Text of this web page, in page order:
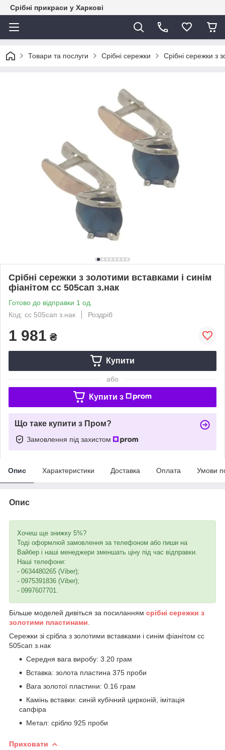
Срібні прикраси у Харкові
Товари та послуги Срібні сережки Срібні сережки з
Срібні сережки з золотими вставками і синім
фіанітом сс 505сап з.нак
Готово до відправки 1 од.
Код: сс 505сап з.нак
Роздріб
1 981 ₴
Купити
або
Купити з
Що таке купити з Пром?
Замовлення під захистом
Опис Характеристики Доставка Оплата Умови
Опис
Хочеш ще знижку 5%?
Тоді оформлюй замовлення за телефоном або пиши на
Вайбер і наші менеджери зменшать ціну під час відправки.
Наші телефони:
- 0634480265 (Viber);
- 0975391836 (Viber);
- 0997607701.
Більше моделей дивіться за посиланням срібні сережки з
золотими пластинами
Сережки зі срібла з золотими вставками і синім фіанітом сс
505сап з.нак
Середня вага виробу: 3.20 грам
Вставка: золота пластина 375 проби
Вага золотої пластини: 0.16 грам
Камінь вставки: синій кубічний цирконій, імітація
сапфіра
Метал: срібло 925 проби
Приховати